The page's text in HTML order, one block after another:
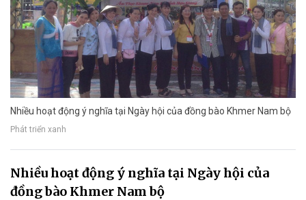
Nhiều hoạt động ý nghĩa tại Ngày hội của đồng bào Khmer Nam bộ
Phát triển xanh
Nhiều hoạt động ý nghĩa tại Ngày hội của
đồng bào Khmer Nam bộ